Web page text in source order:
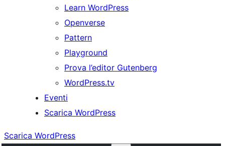
Learn WordPress
Openverse
Pattern
Playground
Prova l’editor Gutenberg
WordPress.tv
Eventi
Scarica WordPress
Scarica WordPress